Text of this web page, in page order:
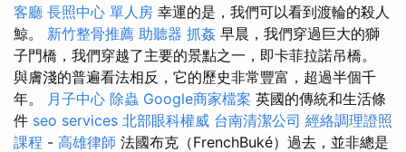
客廳 長照中心 單人房 幸運的是，我們可以看到渡輪的殺人
鯨。 新竹整骨推薦 助聽器 抓姦 早晨，我們穿過巨大的獅
子門橋，我們穿越了主要的景點之一，即卡菲拉諾吊橋。
與膚淺的普遍看法相反，它的歷史非常豐富，超過半個千
年。 月子中心 除蟲 Google商家檔案 英國的傳統和生活條
件 seo services 北部眼科權威 台南清潔公司 經絡調理證照
課程 - 高雄律師 法國布克（FrenchBuké）過去，並非總是